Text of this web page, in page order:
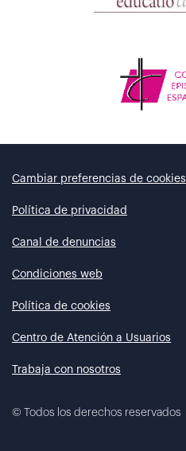
Cambiar preferencias de cookies
Política de privacidad
Canal de denuncias
Condiciones web
Política de cookies
Centro de Atención a Usuarios
Trabaja con nosotros
© Todos los derechos reservados